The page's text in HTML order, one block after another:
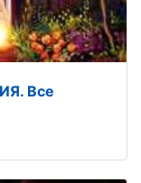
Все